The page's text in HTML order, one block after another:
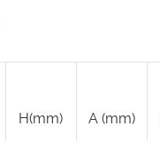
H(mm) A (mm)